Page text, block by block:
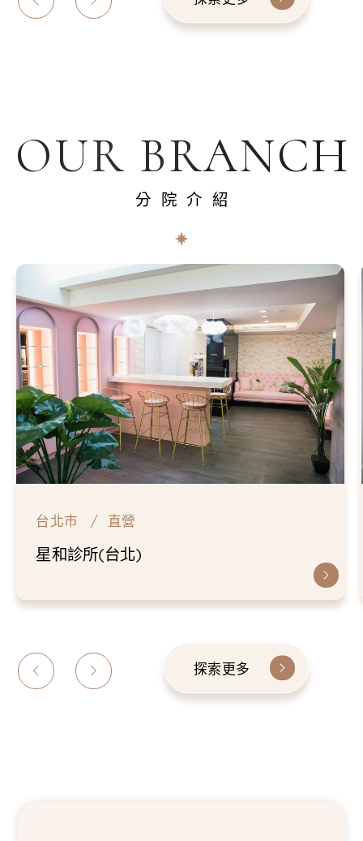
OUR BRANCH
分院介紹
台北市 直營
星和診所(台北)
探索更多